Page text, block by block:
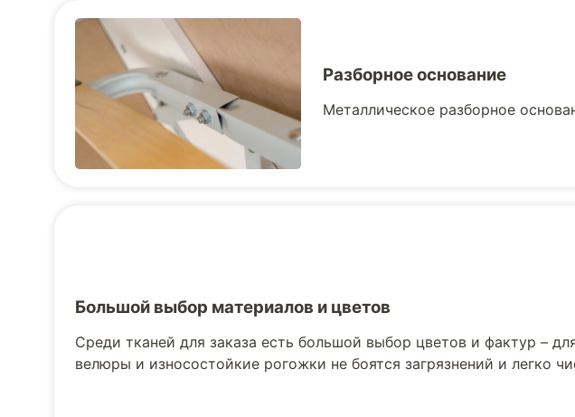
Разборное основание
Металлическое разборное
Большой выбор материалов и цветов
Среди тканей для заказа есть большой выбор цветов и фактур –
велюры и износостойкие рогожки не боятся загрязнений и легко